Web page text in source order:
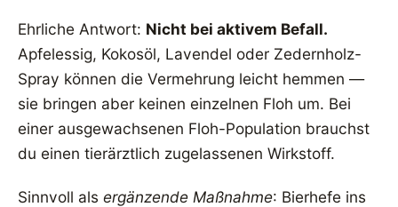
Ehrliche Antwort: Nicht bei aktivem Befall.
Apfelessig, Kokosöl, Lavendel oder Zedernholz-
Spray können die Vermehrung leicht hemmen —
sie bringen aber keinen einzelnen Floh um. Bei
einer ausgewachsenen Floh-Population brauchst
du einen tierärztlich zugelassenen Wirkstoff.
Sinnvoll als ergänzende Maßnahme: Bierhefe ins